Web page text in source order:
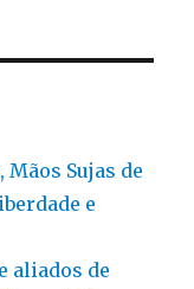
Mãos Sujas de
e
aliados de